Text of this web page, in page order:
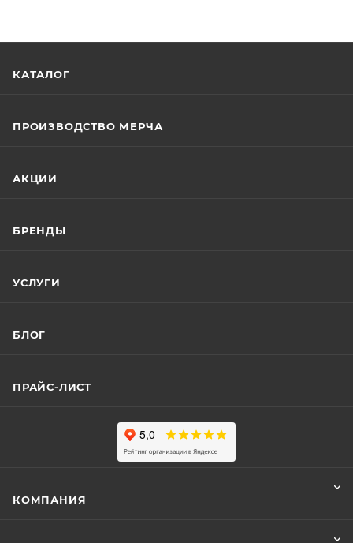
КАТАЛОГ
ПРОИЗВОДСТВО МЕРЧА
АКЦИИ
БРЕНДЫ
УСЛУГИ
БЛОГ
ПРАЙС-ЛИСТ
КОМПАНИЯ